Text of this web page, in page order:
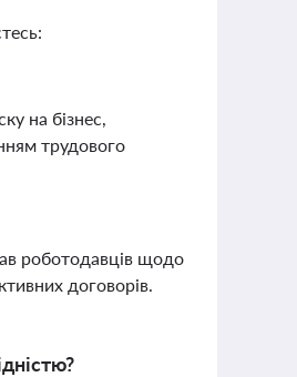
на бізнес,
трудового
роботодавців щодо
договорів.